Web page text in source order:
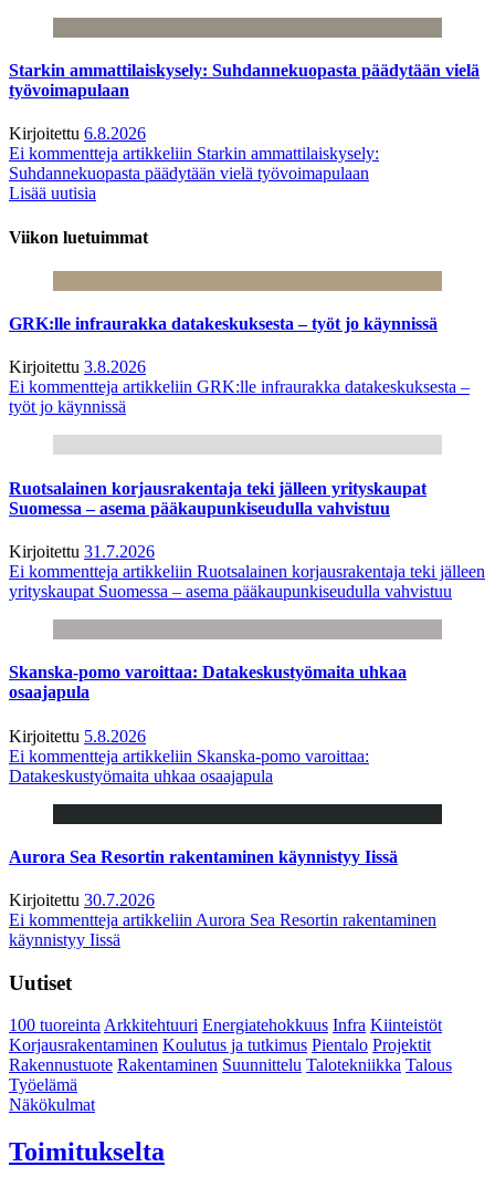
Starkin ammattilaiskysely: Suhdannekuopasta päädytään vielä
työvoimapulaan
Kirjoitettu 6.8.2026
Ei kommentteja artikkeliin Starkin ammattilaiskysely:
Suhdannekuopasta päädytään vielä työvoimapulaan
Lisää uutisia
Viikon luetuimmat
GRK:lle infraurakka datakeskuksesta – työt jo käynnissä
Kirjoitettu 3.8.2026
Ei kommentteja artikkeliin GRK:lle infraurakka datakeskuksesta –
työt jo käynnissä
Ruotsalainen korjausrakentaja teki jälleen yrityskaupat
Suomessa – asema pääkaupunkiseudulla vahvistuu
Kirjoitettu 31.7.2026
Ei kommentteja artikkeliin Ruotsalainen korjausrakentaja teki jälleen
yrityskaupat Suomessa – asema pääkaupunkiseudulla vahvistuu
Skanska-pomo varoittaa: Datakeskustyömaita uhkaa
osaajapula
Kirjoitettu 5.8.2026
Ei kommentteja artikkeliin Skanska-pomo varoittaa:
Datakeskustyömaita uhkaa osaajapula
Aurora Sea Resortin rakentaminen käynnistyy Iissä
Kirjoitettu 30.7.2026
Ei kommentteja artikkeliin Aurora Sea Resortin rakentaminen
käynnistyy Iissä
Uutiset
100 tuoreintaArkkitehtuuri Energiatehokkuus Infra Kiinteistöt
Korjausrakentaminen Koulutus ja tutkimus Pientalo Projektit
Rakennustuote Rakentaminen Suunnittelu Talotekniikka Talous
Työelämä
Näkökulmat
Toimitukselta